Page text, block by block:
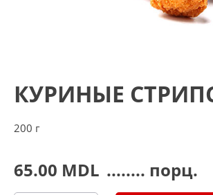
КУРИНЫЕ
200 г
65.00 MDL ........ порц.